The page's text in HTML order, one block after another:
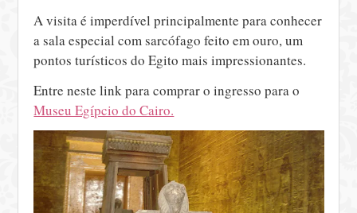
A visita é imperdível principalmente para conhecer
a sala especial com sarcófago feito em ouro, um
pontos turísticos do Egito mais impressionantes.
Entre neste link para comprar o ingresso para o
Museu Egípcio do Cairo.